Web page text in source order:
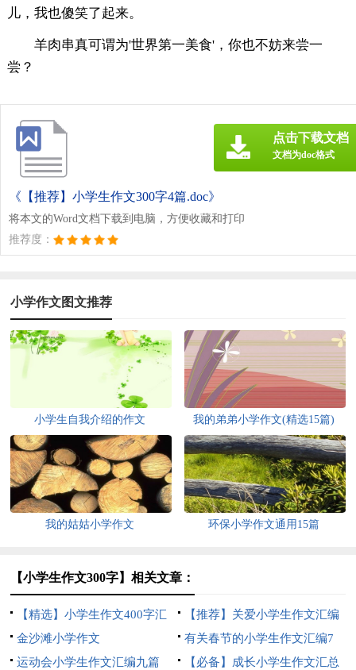
儿，我也傻笑了起来。
羊肉串真可谓为'世界第一美食'，你也不妨来尝一
尝？
《【推荐】小学生作文300字4篇.doc》
将本文的Word文档下载到电脑，方便收藏和打印
推荐度：
点击下载文档
文档为doc格式
小学作文图文推荐
小学生自我介绍的作文 我的弟弟小学作文(精选15篇)
我的姑姑小学作文 环保小学作文通用15篇
【小学生作文300字】相关文章：
【精选】小学生作文400字汇
编六篇
【推荐】关爱小学生作文汇编
九篇
金沙滩小学作文
有关春节的小学生作文汇编7
篇
运动会小学生作文汇编九篇 【必备】成长小学生作文汇总